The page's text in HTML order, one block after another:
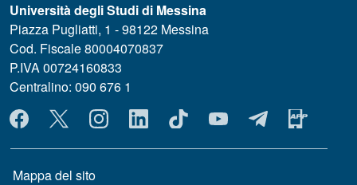
Università degli Studi di Messina
Piazza Pugliatti, 1 - 98122 Messina
Cod. Fiscale 80004070837
P.IVA 00724160833
Centralino: 090 676 1
MENÙ SOCIAL
MENÙ FOOTER 1
Mappa del sito